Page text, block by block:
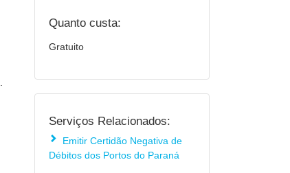
Quanto custa:
Gratuito
Serviços Relacionados:
Emitir Certidão Negativa de
Débitos dos Portos do Paraná